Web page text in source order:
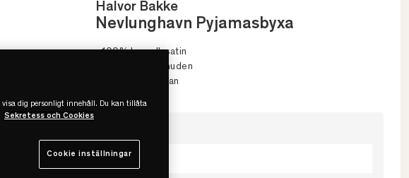
Halvor Bakke
Nevlunghavn Pyjamasbyxa
• 100% bomullssatin
• Behaglig mot huden
• Snörning i midjan
L/XL
visa dig personligt innehåll. Du kan tillåta
Sekretess och Cookies
Cookie inställningar